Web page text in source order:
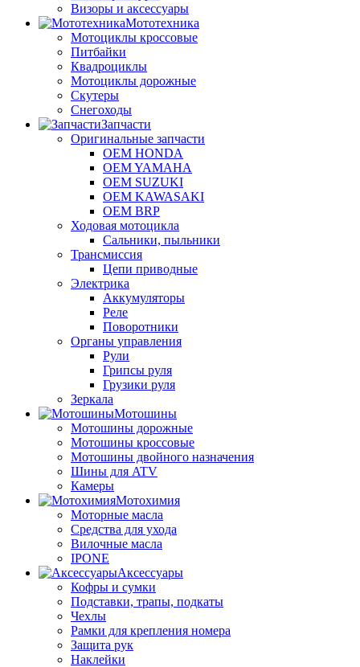
Визоры и аксессуары
Мототехника
Мотоциклы кроссовые
Питбайки
Квадроциклы
Мотоциклы дорожные
Скутеры
Снегоходы
Запчасти
Оригинальные запчасти
OEM HONDA
OEM YAMAHA
OEM SUZUKI
OEM KAWASAKI
OEM BRP
Ходовая мотоцикла
Сальники, пыльники
Трансмиссия
Цепи приводные
Электрика
Аккумуляторы
Реле
Поворотники
Органы управления
Рули
Грипсы руля
Грузики руля
Зеркала
Мотошины
Мотошины дорожные
Мотошины кроссовые
Мотошины двойного назначения
Шины для ATV
Камеры
Мотохимия
Моторные масла
Средства для ухода
Вилочные масла
IPONE
Аксессуары
Кофры и сумки
Подставки, трапы, подкаты
Чехлы
Рамки для крепления номера
Защита рук
Наклейки